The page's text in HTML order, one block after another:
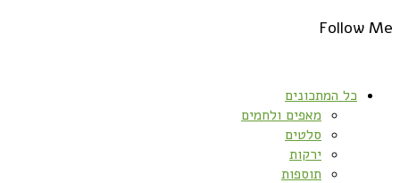
Follow Me
כל המתכונים
מאפים ולחמים
סלטים
ירקות
תוספות